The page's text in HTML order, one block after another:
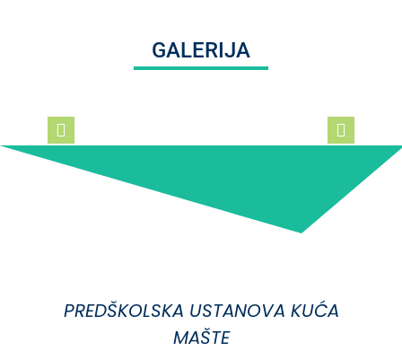
GALERIJA
PREDŠKOLSKA USTANOVA KUĆA
MAŠTE